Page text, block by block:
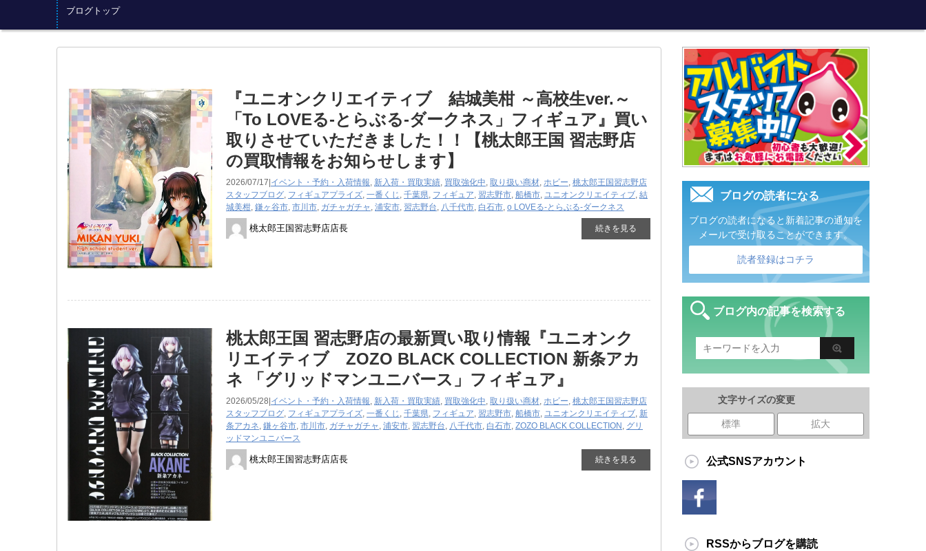
ブログトップ
『ユニオンクリエイティブ 結城美柑 ​～高校生ver.～ ​
「To ​LOVEる-とらぶる-ダークネス」フィギュア』買い
取りさせていただきました！！【桃太郎王国 習志野店
の買取情報をお知らせします】
2026/07/17| イベント・予約・入荷情報, 新入荷・買取実績, 買取強化中, 取り扱い商材, ホビー, 桃太郎王国習志野店
スタッフブログ, フィギュアプライズ, 一番くじ , 千葉県, フィギュア, 習志野市, 船橋市, ユニオンクリエイティブ, 結
城美柑, 鎌ヶ谷市, 市川市, ガチャガチャ , 浦安市, 習志野台, 八千代市, 白石市, o ​LOVEる-とらぶる-ダークネス
桃太郎王国習志野店店長 続きを見る
桃太郎王国 習志野店の最新買い取り情報『ユニオンク
リエイティブ ZOZO ​BLACK ​COLLECTION ​新条アカ
ネ ​「グリッドマンユニバース」フィギュア』
2026/05/28| イベント・予約・入荷情報, 新入荷・買取実績, 買取強化中, 取り扱い商材, ホビー, 桃太郎王国習志野店
スタッフブログ, フィギュアプライズ, 一番くじ , 千葉県, フィギュア, 習志野市, 船橋市, ユニオンクリエイティブ, 新
条アカネ, 鎌ヶ谷市, 市川市, ガチャガチャ , 浦安市, 習志野台, 八千代市, 白石市, ZOZO ​BLACK ​COLLECTION , グリ
ッドマンユニバース
桃太郎王国習志野店店長 続きを見る
ブログの読者になる
ブログの読者になると新着記事の通知を
メールで受け取ることができます。
読者登録はコチラ
ブログ内の記事を検索する
文字サイズの変更
標準 拡大
公式SNSアカウント
RSSからブログを購読